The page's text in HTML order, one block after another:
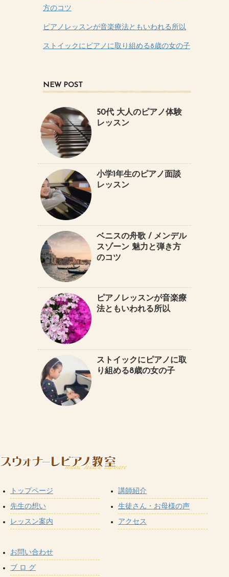
方のコツ
ピアノレッスンが音楽療法ともいわれる所以
ストイックにピアノに取り組める8歳の女の子
NEW POST
50代 大人のピアノ体験
レッスン
小学1年生のピアノ面談
レッスン
ベニスの舟歌 / メンデル
スゾーン 魅力と弾き方
のコツ
ピアノレッスンが音楽療
法ともいわれる所以
ストイックにピアノに取
り組める8歳の女の子
トップページ
先生の想い
レッスン案内
講師紹介
生徒さん・お母様の声
アクセス
お問い合わせ
ブ ロ グ